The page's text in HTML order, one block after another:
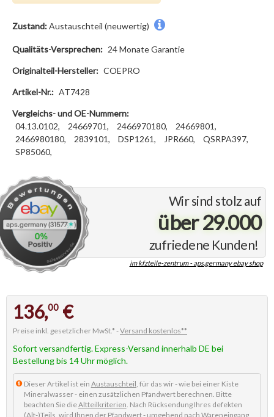
Wir sind stolz auf
über 29.000
zufriedene Kunden!
im kfzteile-zentrum - aps.germany ebay shop
Zustand:Austauschteil (neuwertig)
Qualitäts-Versprechen: 24 Monate Garantie
Originalteil-Hersteller: COEPRO
Artikel-Nr.: AT7428
Vergleichs- und OE-Nummern:
04.13.0102,
24669701, 2466970180,
24669801,
2466980180,
2839101, DSP1261, JPR660,
QSRPA397,
SP85060,
136,00 €
Preise inkl. gesetzlicher MwSt.* -Versand kostenlos**
Sofort versandfertig. Express-Versand innerhalb DE bei
Bestellung bis 14 Uhr möglich.
Dieser Artikel ist ein Austauschteil, für das wir - wie bei einer Kiste
Mineralwasser - einen zusätzlichen Pfandwert berechnen. Bitte
beachten Sie dieAltteilkriterien. Nach Rücksendung Ihres defekten
(Alt-)Teils, wird Ihnen der Pfandwert - umgehend nach Wareneingang